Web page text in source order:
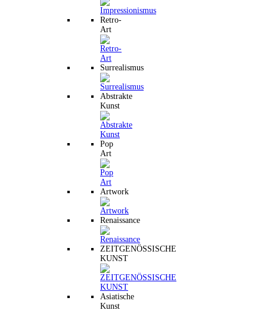
Retro-
Art
Surrealismus
Abstrakte
Kunst
Pop
Art
Artwork
Renaissance
ZEITGENÖSSISCHE
KUNST
Asiatische
Kunst